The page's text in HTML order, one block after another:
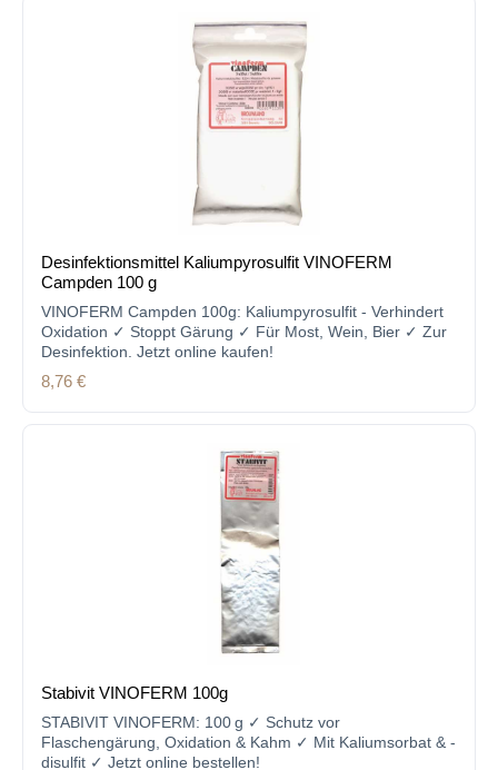
Desinfektionsmittel Kaliumpyrosulfit VINOFERM
Campden 100 g
VINOFERM Campden 100g: Kaliumpyrosulfit - Verhindert
Oxidation ✓ Stoppt Gärung ✓ Für Most, Wein, Bier ✓ Zur
Desinfektion. Jetzt online kaufen!
Regulärer Preis:
8,76 €
Stabivit VINOFERM 100g
STABIVIT VINOFERM: 100 g ✓ Schutz vor
Flaschengärung, Oxidation & Kahm ✓ Mit Kaliumsorbat & -
disulfit ✓ Jetzt online bestellen!